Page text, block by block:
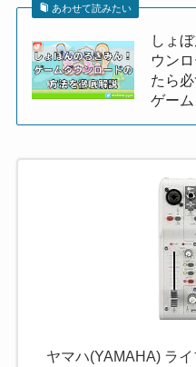
あわせて読みたい
しょ
ウン
たら
ゲー
ヤマハ(YAMAHA) ラ